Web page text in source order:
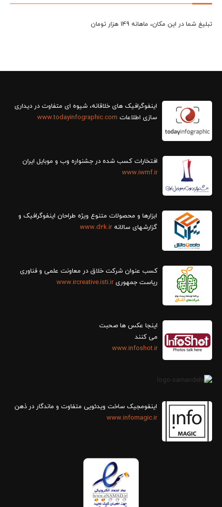
تبلیغ شما در این مکان، ماهانه 149 هزار تومان
سازی اطلاعات www.todayinfographic.com
افتخارات کسب شده در جشنواره وب و موبایل ایران
www.iwmf.ir
ابزارها و محصولات متنوع ویژه طراحان اینفوگرافیک و
گزارش‎های سالانه
www.d2k.ir
کسب عنوان شرکت خلاق در معاونت علمی و فناوری
ریاست جمهوریwww.ircreative.isti.ir
اینجا عکس ها صحبت
می کنند
www.infoshot.ir
اینفومجیک ساخت ویدئویی متفاوت و ماندگار در ذهن
www.infomagic.ir